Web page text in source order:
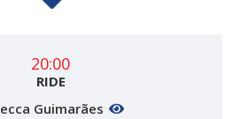
20:00
RIDE
Guimarães